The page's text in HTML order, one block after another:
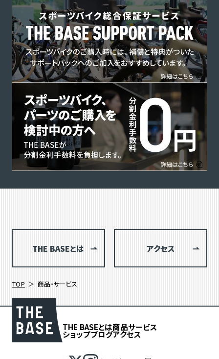
THE BASEとは アクセス
TOP 商品・サービス
THE BASEとは商品サービス
ショップブログアクセス